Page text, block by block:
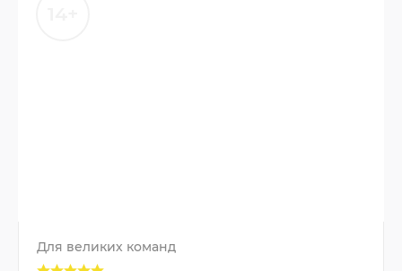
Для великих команд